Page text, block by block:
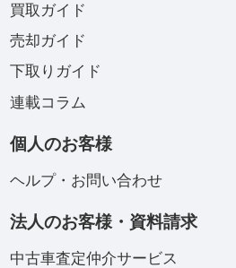
買取ガイド
売却ガイド
下取りガイド
連載コラム
個人のお客様
ヘルプ・お問い合わせ
法人のお客様・資料請求
中古車査定仲介サービス